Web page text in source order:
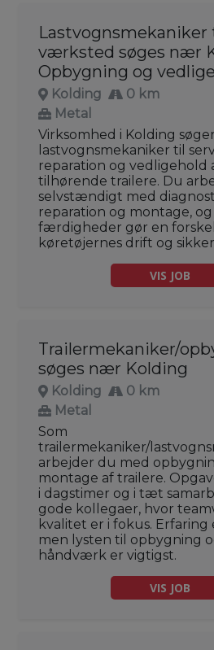
Lastvognsmekaniker
værksted søges nær
Opbygning og
Kolding
0 km
Metal
Virksomhed i Kolding
lastvognsmekaniker til
reparation og vedligehold
tilhørende trailere. Du
selvstændigt med
reparation og montage,
færdigheder gør en
køretøjernes drift og
VIS JOB
Trailermekaniker/
søges nær Kolding
Kolding
0 km
Metal
Som
trailermekaniker/
arbejder du med
montage af trailere.
i dagstimer og i tæt
gode kollegaer, hvor
kvalitet er i fokus. Erfaring
men lysten til opbygning
håndværk er vigtigst.
VIS JOB